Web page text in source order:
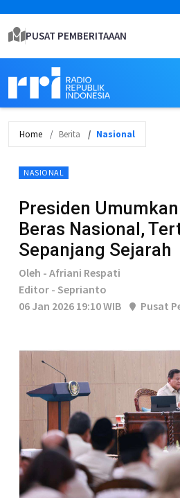
PUSAT PEMBERITAAAN
Home Berita Nasional
NASIONAL
Presiden
Beras Nasional,
Sepanjang Sejarah
Oleh - Afriani Respati
Editor - Seprianto
06 Jan 2026 19:10 WIB
Pusat